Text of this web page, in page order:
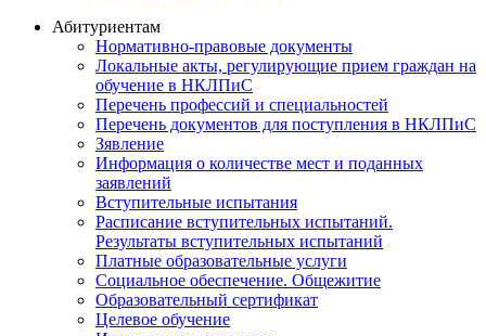
Абитуриентам
Нормативно-правовые документы
Локальные акты, регулирующие прием граждан на
обучение в НКЛПиС
Перечень профессий и специальностей
Перечень документов для поступления в НКЛПиС
Зявление
Информация о количестве мест и поданных
заявлений
Вступительные испытания
Расписание вступительных испытаний.
Результаты вступительных испытаний
Платные образовательные услуги
Социальное обеспечение. Общежитие
Образовательный сертификат
Целевое обучение